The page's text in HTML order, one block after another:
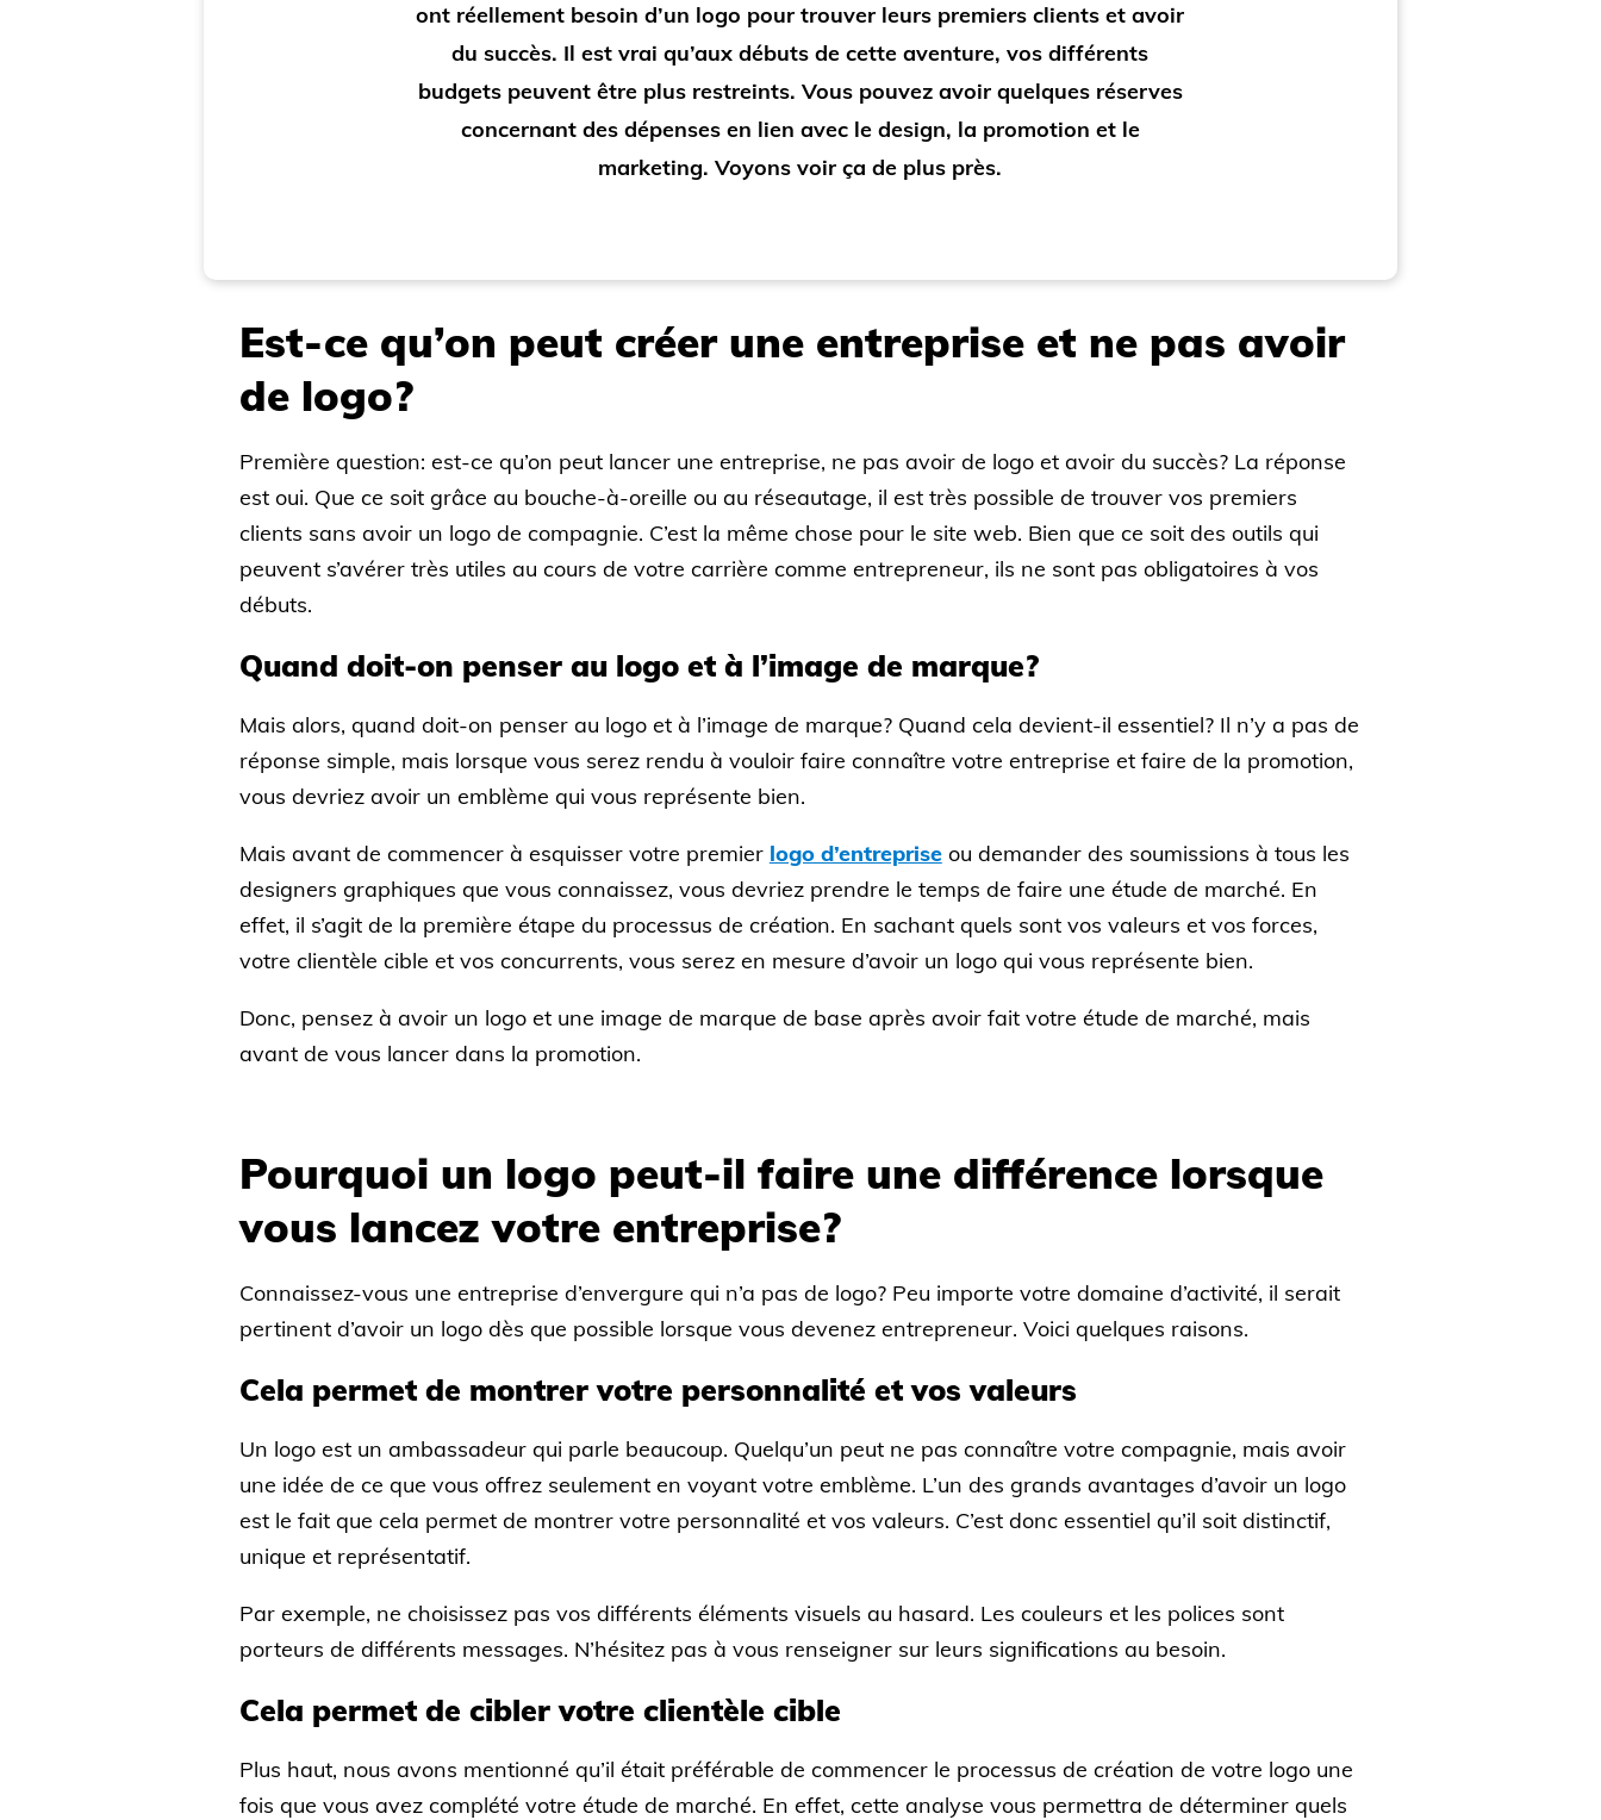
ont réellement besoin d’un logo pour trouver leurs premiers clients et avoir
du succès. Il est vrai qu’aux débuts de cette aventure, vos différents
budgets peuvent être plus restreints. Vous pouvez avoir quelques réserves
concernant des dépenses en lien avec le design, la promotion et le
marketing. Voyons voir ça de plus près.
Est-ce qu’on peut créer une entreprise et ne pas avoir
de logo?
Première question: est-ce qu’on peut lancer une entreprise, ne pas avoir de logo et avoir du succès? La réponse
est oui. Que ce soit grâce au bouche-à-oreille ou au réseautage, il est très possible de trouver vos premiers
clients sans avoir un logo de compagnie. C’est la même chose pour le site web. Bien que ce soit des outils qui
peuvent s’avérer très utiles au cours de votre carrière comme entrepreneur, ils ne sont pas obligatoires à vos
débuts.
Quand doit-on penser au logo et à l’image de marque?
Mais alors, quand doit-on penser au logo et à l’image de marque? Quand cela devient-il essentiel? Il n’y a pas de
réponse simple, mais lorsque vous serez rendu à vouloir faire connaître votre entreprise et faire de la promotion,
vous devriez avoir un emblème qui vous représente bien.
Mais avant de commencer à esquisser votre premier logo d’entrepriseou demander des soumissions à tous les
designers graphiques que vous connaissez, vous devriez prendre le temps de faire une étude de marché. En
effet, il s’agit de la première étape du processus de création. En sachant quels sont vos valeurs et vos forces,
votre clientèle cible et vos concurrents, vous serez en mesure d’avoir un logo qui vous représente bien.
Donc, pensez à avoir un logo et une image de marque de base après avoir fait votre étude de marché, mais
avant de vous lancer dans la promotion.
Pourquoi un logo peut-il faire une différence lorsque
vous lancez votre entreprise?
Connaissez-vous une entreprise d’envergure qui n’a pas de logo? Peu importe votre domaine d’activité, il serait
pertinent d’avoir un logo dès que possible lorsque vous devenez entrepreneur. Voici quelques raisons.
Cela permet de montrer votre personnalité et vos valeurs
Un logo est un ambassadeur qui parle beaucoup. Quelqu’un peut ne pas connaître votre compagnie, mais avoir
une idée de ce que vous offrez seulement en voyant votre emblème. L’un des grands avantages d’avoir un logo
est le fait que cela permet de montrer votre personnalité et vos valeurs. C’est donc essentiel qu’il soit distinctif,
unique et représentatif.
Par exemple, ne choisissez pas vos différents éléments visuels au hasard. Les couleurs et les polices sont
porteurs de différents messages. N’hésitez pas à vous renseigner sur leurs significations au besoin.
Cela permet de cibler votre clientèle cible
Plus haut, nous avons mentionné qu’il était préférable de commencer le processus de création de votre logo une
fois que vous avez complété votre étude de marché. En effet, cette analyse vous permettra de déterminer quels